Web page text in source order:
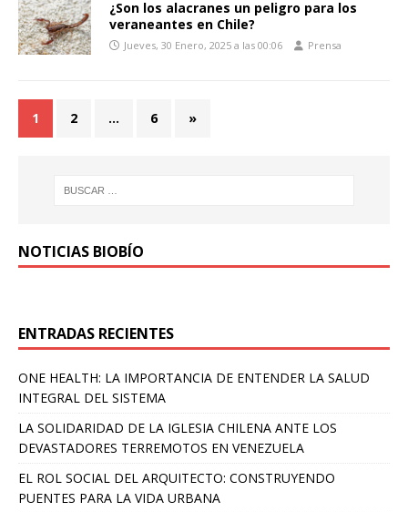
¿Son los alacranes un peligro para los
veraneantes en Chile?
Jueves, 30 Enero, 2025 a las 00:06 Prensa
1 2 … 6 »
NOTICIAS BIOBÍO
ENTRADAS RECIENTES
ONE HEALTH: LA IMPORTANCIA DE ENTENDER LA SALUD
INTEGRAL DEL SISTEMA
LA SOLIDARIDAD DE LA IGLESIA CHILENA ANTE LOS
DEVASTADORES TERREMOTOS EN VENEZUELA
EL ROL SOCIAL DEL ARQUITECTO: CONSTRUYENDO
PUENTES PARA LA VIDA URBANA